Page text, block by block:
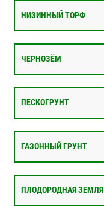
НИЗИННЫЙ ТОРФ
ЧЕРНОЗЁМ
ПЕСКОГРУНТ
ГАЗОННЫЙ ГРУНТ
ПЛОДОРОДНАЯ ЗЕМЛЯ